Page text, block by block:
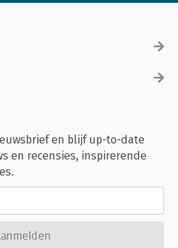
en blijf up-to-date
en recensies, inspirerende